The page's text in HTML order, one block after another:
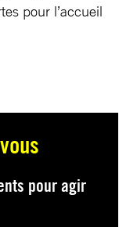
pour l’accueil
pour agir